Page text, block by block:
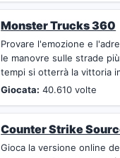
Monster Trucks 360
Provare l'emozione e
le manovre sulle strade
tempi si otterrà la vittoria
Giocata: 40.610 volte
Counter Strike
Gioca la versione online